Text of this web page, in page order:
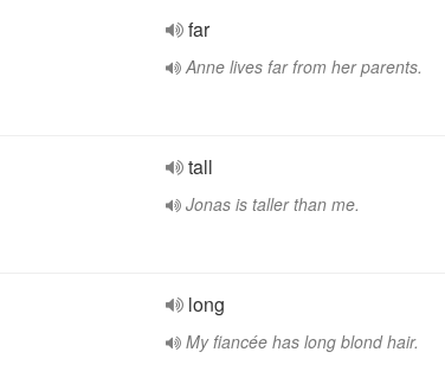
far
Anne lives far from her parents.
tall
Jonas is taller than me.
long
My fiancée has long blond hair.